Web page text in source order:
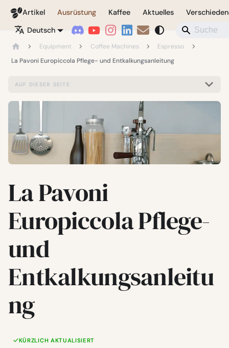
Coffeegeek
Artikel Ausrüstung Kaffee Aktuelles
Deutsch
Equipment Coffee Machines
Espresso
La Pavoni Europiccola Pflege- und Entkalkungsanleitung
AUF DIESER SEITE
La Pavoni
Europiccola Pflege-
und
Entkalkungsanleitu
ng
KÜRZLICH AKTUALISIERT